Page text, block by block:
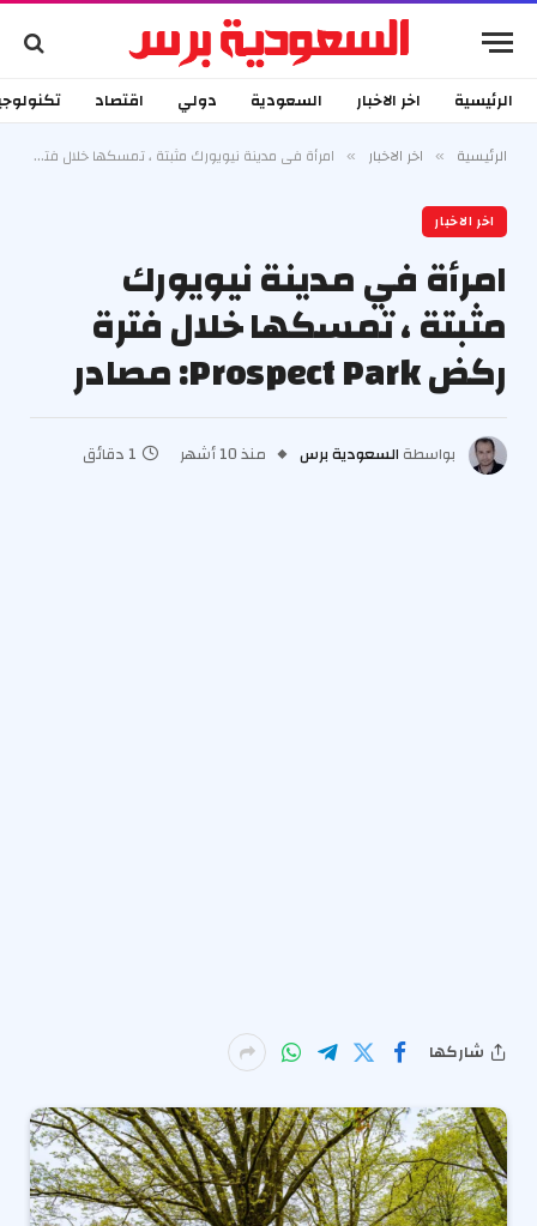
الرئيسية اخر الاخبار السعودية دولي اقتصاد
الرئيسية » اخر الاخبار » امرأة في مدينة نيويورك مثبتة ، تمسكها خلال فترة ركض Prospect Park: مصادر
اخر الاخبار
امرأة في مدينة نيويورك
مثبتة ، تمسكها خلال فترة
ركض Prospect Park: مصادر
بواسطة السعودية برس منذ 10 أشهر 1 دقائق
شاركها